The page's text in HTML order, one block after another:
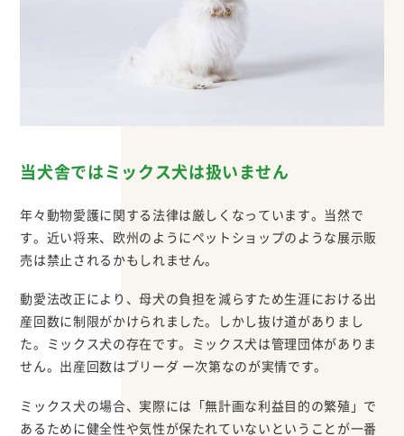
当犬舎ではミックス犬は扱いません
年々動物愛護に関する法律は厳しくなっています。当然で
す。近い将来、欧州のようにペットショップのような展示販
売は禁止されるかもしれません。
動愛法改正により、母犬の負担を減らすため生涯における出
産回数に制限がかけられました。しかし抜け道がありまし
た。ミックス犬の存在です。ミックス犬は管理団体がありま
せん。出産回数はブリーダ ー次第なのが実情です。
ミックス犬の場合、実際には「無計画な利益目的の繁殖」で
あるために健全性や気性が保たれていないということが一番